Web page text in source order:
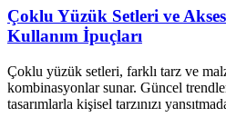
Çoklu Yüzük Setleri ve
Kullanım İpuçları
Çoklu yüzük setleri, farklı tarz ve
kombinasyonlar sunar. Güncel
tasarımlarla kişisel tarzınızı